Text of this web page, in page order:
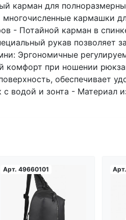
карман для
многочисленные кармашки
- Потайной карман в
рукав позволяет
Эргономичные
комфорт при ношении
обеспечивает
водой и зонта - Материал
Арт. 49660101
Загрузка...
Арт.